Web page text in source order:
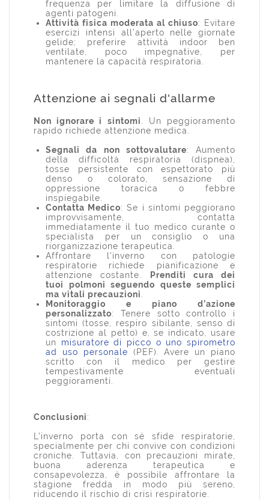
frequenza per limitare la diffusione di
agenti patogeni.
Attività fisica moderata al chiuso: Evitare
esercizi intensi all’aperto nelle giornate
gelide; preferire attività indoor ben
ventilate, poco impegnative, per
mantenere la capacità respiratoria.
Attenzione ai segnali d'allarme
Non ignorare i sintomi. Un peggioramento
rapido richiede attenzione medica.
Segnali da non sottovalutare: Aumento
della difficoltà respiratoria (dispnea),
tosse persistente con espettorato più
denso o colorato, sensazione di
oppressione toracica o febbre
inspiegabile.
Contatta Medico: Se i sintomi peggiorano
improvvisamente, contatta
immediatamente il tuo medico curante o
specialista per un consiglio o una
riorganizzazione terapeutica.
Affrontare l'inverno con patologie
respiratorie richiede pianificazione e
attenzione costante.
Prenditi cura dei
tuoi polmoni seguendo queste semplici
ma vitali precauzioni.
Monitoraggio e piano d’azione
personalizzato: Tenere sotto controllo i
sintomi (tosse, respiro sibilante, senso di
costrizione al petto) e, se indicato, usare
un misuratore di picco o uno spirometro
ad uso personale (PEF). Avere un piano
scritto con il medico per gestire
tempestivamente eventuali
peggioramenti.
Conclusioni:
L’inverno porta con sé sfide respiratorie,
specialmente per chi convive con condizioni
croniche. Tuttavia, con precauzioni mirate,
buona aderenza terapeutica e
consapevolezza, è possibile affrontare la
stagione fredda in modo più sereno,
riducendo il rischio di crisi respiratorie.